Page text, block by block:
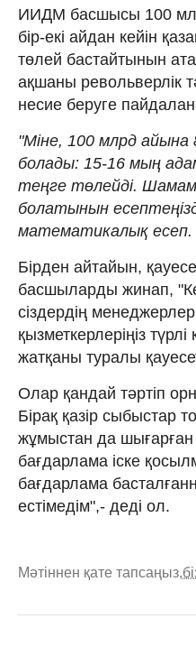
ИИДМ басшысы 100
бір-екі айдан кейін
төлей бастайтынын
ақшаны револьверлік
несие беруге
"Міне, 100 млрд
болады: 15-16 мың
теңге төлейді.
болатынын
математикалық есеп.
Бірден айтайын,
басшыларды жинап,
сіздердің
қызметкерлеріңіз
жатқаны туралы
Олар қандай тәртіп
Бірақ қазір сыбыстар
жұмыстан да
бағдарлама іске
бағдарлама
естімедім",- деді ол.
Мәтіннен қате тапсаңыз,